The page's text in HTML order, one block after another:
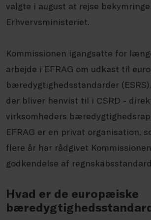
valgte i august at rejse
Erhvervsministeriet.
Kommissionen igangsatte for
arbejde i EFRAG om udkast til
bæredygtighedsstandarder
der bliver henvist til i CSRD -
virksomheders
EFRAG er en privat organisation,
flere år har rådgivet
godkendelse af
Hvad er de europæiske